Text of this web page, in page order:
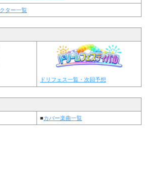
ター一覧
ドリフェス一覧・次回予想
■カバー楽曲一覧